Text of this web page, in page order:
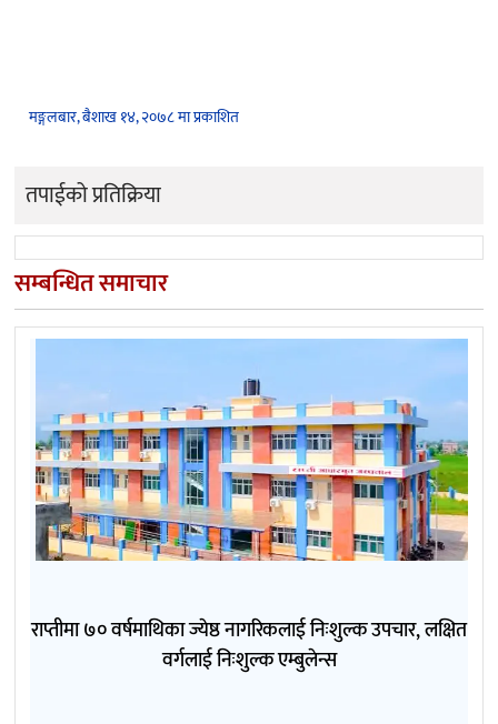
मङ्गलबार, बैशाख १४, २०७८ मा प्रकाशित
तपाईको प्रतिक्रिया
सम्बन्धित समाचार
राप्तीमा ७० वर्षमाथिका ज्येष्ठ नागरिकलाई निःशुल्क उपचार, लक्षित
वर्गलाई निःशुल्क एम्बुलेन्स